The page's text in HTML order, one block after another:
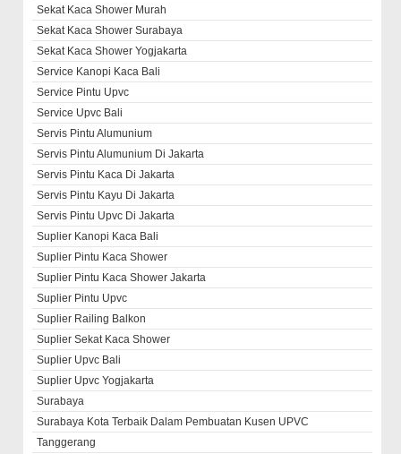
Sekat Kaca Shower Murah
Sekat Kaca Shower Surabaya
Sekat Kaca Shower Yogjakarta
Service Kanopi Kaca Bali
Service Pintu Upvc
Service Upvc Bali
Servis Pintu Alumunium
Servis Pintu Alumunium Di Jakarta
Servis Pintu Kaca Di Jakarta
Servis Pintu Kayu Di Jakarta
Servis Pintu Upvc Di Jakarta
Suplier Kanopi Kaca Bali
Suplier Pintu Kaca Shower
Suplier Pintu Kaca Shower Jakarta
Suplier Pintu Upvc
Suplier Railing Balkon
Suplier Sekat Kaca Shower
Suplier Upvc Bali
Suplier Upvc Yogjakarta
Surabaya
Surabaya Kota Terbaik Dalam Pembuatan Kusen UPVC
Tanggerang